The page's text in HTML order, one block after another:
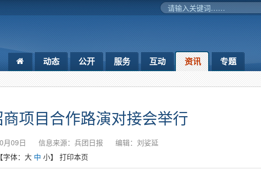
动态 公开 服务 互动 资讯 专题
项目合作路演对接会举行
月09日 信息来源：兵团日报
编辑：刘娑延
【字体： 大 中 小】 打印本页